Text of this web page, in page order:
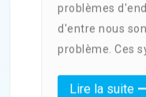
problèmes
d'entre nous
problème. Ces
Lire la suite